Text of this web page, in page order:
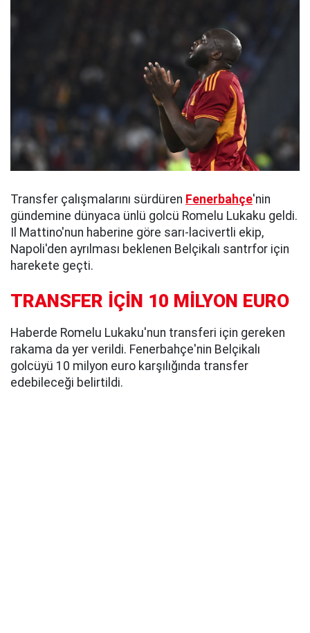
Transfer çalışmalarını sürdüren Fenerbahçe'nin
gündemine dünyaca ünlü golcü Romelu Lukaku geldi.
Il Mattino'nun haberine göre sarı-lacivertli ekip,
Napoli'den ayrılması beklenen Belçikalı santrfor için
harekete geçti.
TRANSFER İÇİN 10 MİLYON EURO
Haberde Romelu Lukaku'nun transferi için gereken
rakama da yer verildi. Fenerbahçe'nin Belçikalı
golcüyü 10 milyon euro karşılığında transfer
edebileceği belirtildi.